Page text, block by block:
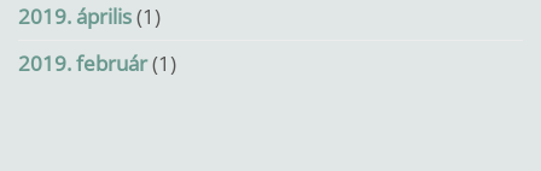
2019. április(1)
2019. február(1)